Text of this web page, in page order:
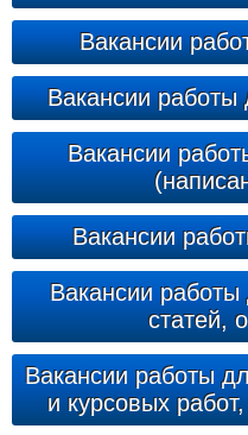
Вакансии
Вакансии работы
Вакансии
Вакансии
Вакансии работы
статей,
Вакансии работы
и курсовых